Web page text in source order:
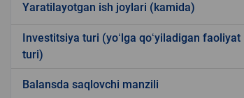
Yaratilayotgan ish joylari (kamida)
Investitsiya turi (yoʻlga qoʻyiladigan faoliyat
turi)
Balansda saqlovchi manzili